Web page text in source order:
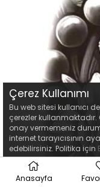
Çerez Kullanımı
Bu web sitesi kullanıcı
çerezler kullanmaktadır.
onay vermemeniz
internet tarayıcısının
edebilirsiniz. Politika için
Anasayfa